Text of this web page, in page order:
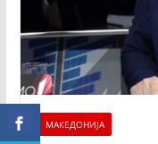
МАКЕДОНИЈА